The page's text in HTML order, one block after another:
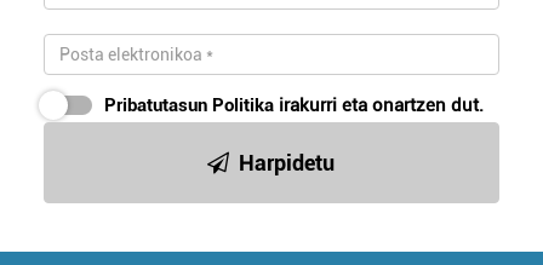
Pribatutasun Politika irakurri eta onartzen dut.
Harpidetu